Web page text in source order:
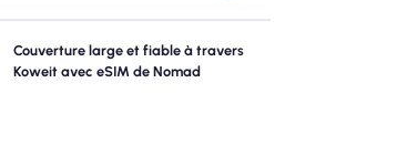
Couverture large et fiable à travers
Koweit avec eSIM de Nomad
confiance en utilisant Koweit eSIM
une couverture 4G / 5G fiable à
principales attractions et quartiers
la ville. Restez connecté, peu importe